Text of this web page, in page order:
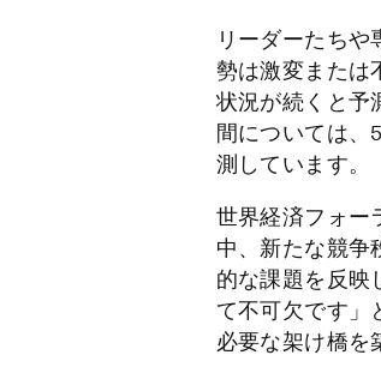
リーダーたち
勢は激変または
状況が続くと予
間については、
測しています。
世界経済フォー
中、新たな競争
的な課題を反映
て不可欠です」
必要な架け橋を